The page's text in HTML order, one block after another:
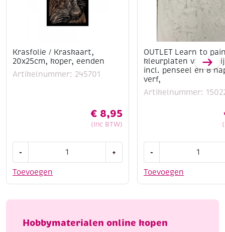
Krasfolie / Kraskaart,
20x25cm, koper, eenden
Artikelnummer: 245701
€ 8,95
(Inc BTW)
Toevoegen
-
Kraskaart,
eenden
+
OUTLET Learn to
kleurplaten van
incl. penseel en 8
verf,
Artikelnummer:
Toevoegen
-
to
kleurplaten
konijntjes,
Hobbymaterialen online kopen